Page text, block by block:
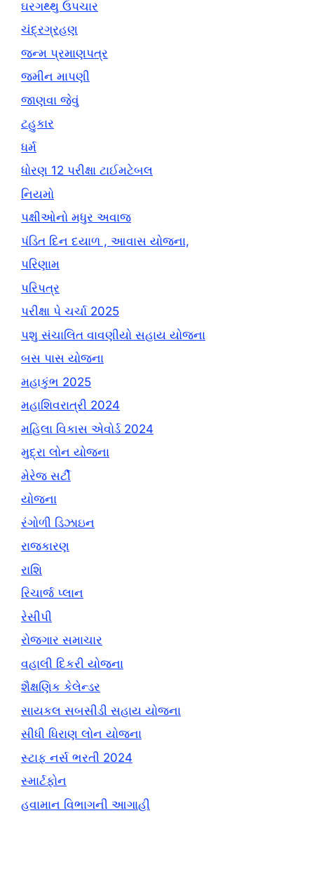
ઘરગથ્થુ ઉપચાર
ચંદ્રગ્રહણ
જન્મ પ્રમાણપત્ર
જમીન માપણી
જાણવા જેવું
ટહુકાર
ધર્મ
ધોરણ 12 પરીક્ષા ટાઈમટેબલ
નિયમો
પક્ષીઓનો મધુર અવાજ
પંડિત દિન દયાળ , આવાસ યોજના,
પરિણામ
પરિપત્ર
પરીક્ષા પે ચર્ચા 2025
પશુ સંચાલિત વાવણીયો સહાય યોજના
બસ પાસ યોજના
મહાકુંભ 2025
મહાશિવરાત્રી 2024
મહિલા વિકાસ એવોર્ડ 2024
મુદ્રા લોન યોજના
મેરેજ સર્ટી
યોજના
રંગોળી ડિઝાઇન
રાજકારણ
રાશિ
રિચાર્જ પ્લાન
રેસીપી
રોજગાર સમાચાર
વહાલી દિકરી યોજના
શૈક્ષણિક કેલેન્ડર
સાયકલ સબસીડી સહાય યોજના
સીધી ધિરાણ લોન યોજના
સ્ટાફ નર્સ ભરતી 2024
સ્માર્ટફોન
હવામાન વિભાગની આગાહી